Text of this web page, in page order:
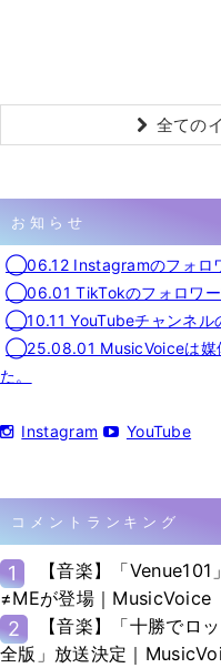
全ての
お知らせ
◯06.12 Instagramのフォロ
◯06.01 TikTokのフォロワー
◯10.11 YouTubeチャンネル
◯25.08.01 MusicVoiceは媒
た。
Instagram YouTube
コメントランキング
1
【音楽】「
≠MEが登場｜MusicVoice
2
【音楽】「十勝でロ
全版」放送決定｜